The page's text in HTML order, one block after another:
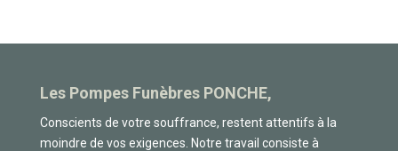
Les Pompes Funèbres PONCHE,
Conscients de votre souffrance, restent attentifs à la
moindre de vos exigences. Notre travail consiste à